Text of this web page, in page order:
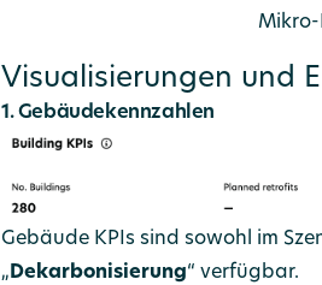
Mikro-
Visualisierungen und
1. Gebäudekennzahlen
Gebäude KPIs sind sowohl im
„ Dekarbonisierung“ verfügbar.